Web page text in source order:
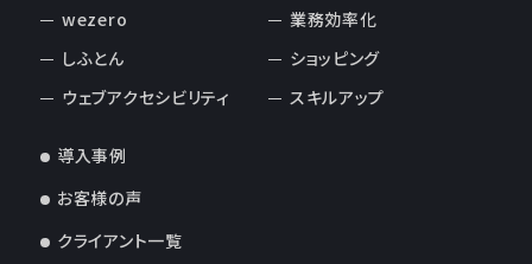
wezero
しふとん
ウェブアクセシビリティ
業務効率化
ショッピング
スキルアップ
導入事例
お客様の声
クライアント一覧